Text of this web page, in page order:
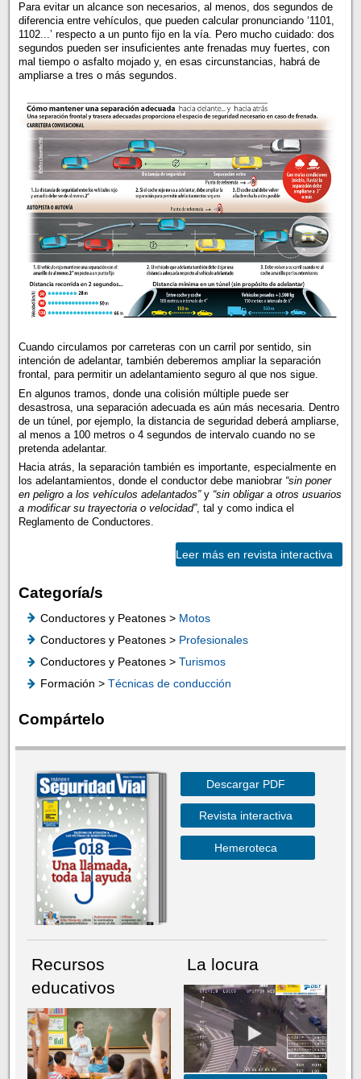
Para evitar un alcance son necesarios, al menos, dos segundos de
diferencia entre vehículos, que pueden calcular pronunciando ‘1101,
1102...’ respecto a un punto fijo en la vía. Pero mucho cuidado: dos
segundos pueden ser insuficientes ante frenadas muy fuertes, con
mal tiempo o asfalto mojado y, en esas circunstancias, habrá de
ampliarse a tres o más segundos.
Cuando circulamos por carreteras con un carril por sentido, sin
intención de adelantar, también deberemos ampliar la separación
frontal, para permitir un adelantamiento seguro al que nos sigue.
En algunos tramos, donde una colisión múltiple puede ser
desastrosa, una separación adecuada es aún más necesaria. Dentro
de un túnel, por ejemplo, la distancia de seguridad deberá ampliarse,
al menos a 100 metros o 4 segundos de intervalo cuando no se
pretenda adelantar.
Hacia atrás, la separación también es importante, especialmente en
los adelantamientos, donde el conductor debe maniobrar “sin poner
en peligro a los vehículos adelantados”y “sin obligar a otros usuarios
a modificar su trayectoria o velocidad”, tal y como indica el
Reglamento de Conductores.
Leer más en revista interactiva
Categoría/s
Conductores y Peatones > Motos
Conductores y Peatones > Profesionales
Conductores y Peatones > Turismos
Formación > Técnicas de conducción
Compártelo
Descargar PDF
Revista interactiva
Hemeroteca
Recursos
educativos
La locura